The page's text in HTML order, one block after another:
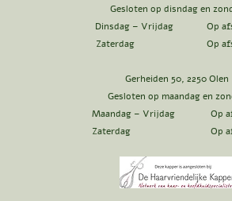
Gesloten op disndag en
Dinsdag – Vrijdag Op
Zaterdag Op
Gerheiden 50, 2250 Olen
Gesloten op maandag en
Maandag – Vrijdag Op
Zaterdag Op